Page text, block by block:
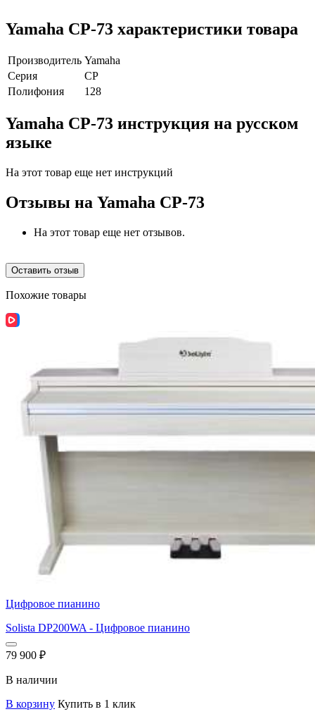
Yamaha CP-73 характеристики товара
Производитель Yamaha
Серия
CP
Полифония
128
Yamaha CP-73 инструкция на русском
языке
На этот товар еще нет инструкций
Отзывы на Yamaha CP-73
На этот товар еще нет отзывов.
Оставить отзыв
Похожие товары
Цифровое пианино
Solista DP200WA - Цифровое пианино
79 900 ₽
В наличии
В корзину Купить в 1 клик